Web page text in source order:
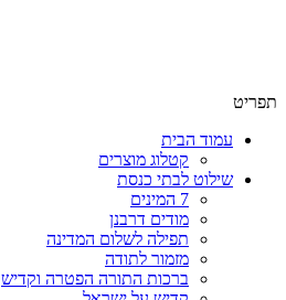
תפריט
עמוד הבית
קטלוג מוצרים
שילוט לבתי כנסת
7 המינים
מודים דרבנן
תפילה לשלום המדינה
מזמור לתודה
ברכות התורה הפטרה וקדיש